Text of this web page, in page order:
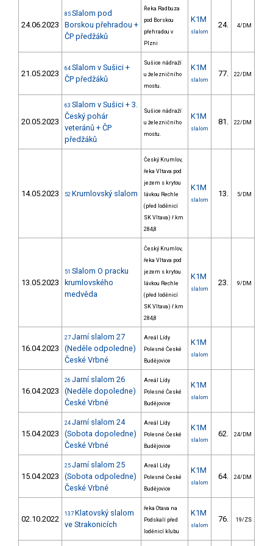
24.06.2023
85 Slalom pod
Borskou přehradou +
ČP předžáků
Řeka Radbuza
pod Borskou
přehradou v
Plzni
K1M
slalom
24. 4/DM
21.05.2023
64 Slalom v Sušici +
ČP předžáků
Sušice nádraží
u železničního
mostu.
K1M
slalom
77. 22/DM
20.05.2023
63 Slalom v Sušici + 3.
Český pohár
veteránů + ČP
předžáků
Sušice nádraží
u železničního
mostu.
K1M
slalom
81. 22/DM
14.05.2023 52 Krumlovský slalom
Český Krumlov,
řeka Vltava pod
jezem s krytou
lávkou Rechle
(před loděnicí
SK Vltava) ř.km
284,8
K1M
slalom
13. 5/DM
13.05.2023
51 Slalom O pracku
krumlovského
medvěda
Český Krumlov,
řeka Vltava pod
jezem s krytou
lávkou Rechle
(před loděnicí
SK Vltava) ř.km
284,8
K1M
slalom
23. 9/DM
16.04.2023
27 Jarní slalom 27
(Neděle odpoledne)
České Vrbné
Areál Lídy
Polesné České
Budějovice
K1M
slalom
16.04.2023
26 Jarní slalom 26
(Neděle dopoledne)
České Vrbné
Areál Lídy
Polesné České
Budějovice
K1M
slalom
15.04.2023
24 Jarní slalom 24
(Sobota dopoledne)
České Vrbné
Areál Lídy
Polesné České
Budějovice
K1M
slalom
62. 24/DM
15.04.2023
25 Jarní slalom 25
(Sobota odpoledne)
České Vrbné
Areál Lídy
Polesné České
Budějovice
K1M
slalom
64. 24/DM
02.10.2022
137 Klatovský slalom
ve Strakonicích
řeka Otava na
Podskalí před
loděnicí klubu
K1M
slalom
76. 19/ZS